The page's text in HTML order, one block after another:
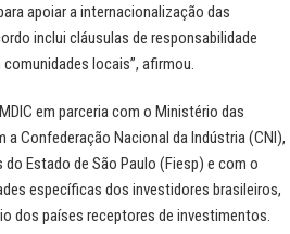
apoiar a internacionalização das
inclui cláusulas de responsabilidade
locais”, afirmou.
em parceria com o Ministério das
a Confederação Nacional da Indústria (CNI),
Estado de São Paulo (Fiesp) e com o
específicas dos investidores brasileiros,
dos países receptores de investimentos.